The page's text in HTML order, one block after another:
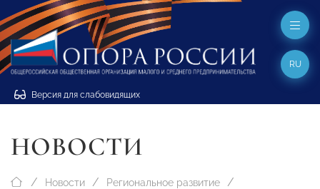
Версия для слабовидящих
RU
НОВОСТИ
Новости Региональное развитие